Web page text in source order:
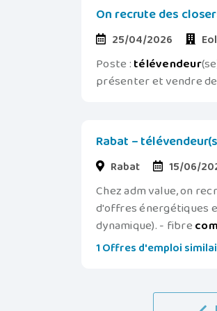
On recrute des
25/04/2026
Poste :télévendeur
présenter et vendre
Rabat –
Rabat 15/06/
Chez adm value, on
d'offres énergétiques
dynamique). - fibre
1 Offres d'emploi